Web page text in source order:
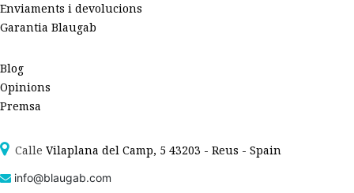
Enviaments i devolucions
Garantia Blaugab
Blog
Opinions
Premsa
Calle Vilaplana del Camp, 5 43203 - Reus - Spain
info@blaugab.com